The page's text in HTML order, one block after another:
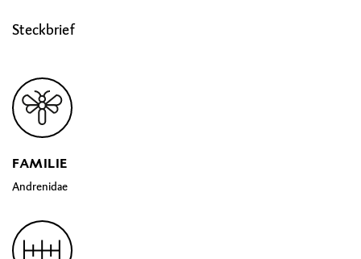
Steckbrief
FAMILIE
Andrenidae